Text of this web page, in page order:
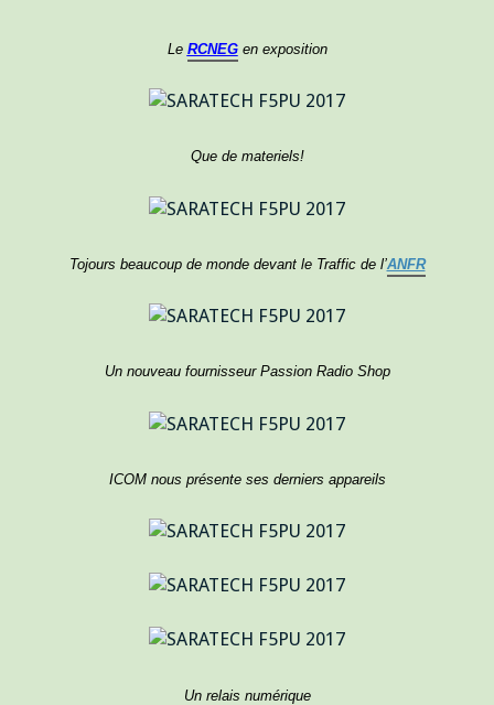
Le RCNEGen exposition
Que de materiels!
Tojours beaucoup de monde devant le Traffic de l’ANFR
Un nouveau fournisseur Passion Radio Shop
ICOM nous présente ses derniers appareils
Un relais numérique